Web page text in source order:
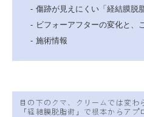
傷跡が見えにくい「経結膜脱
ビフォーアフターの変化と、
施術情報
目の下のクマ、クリームでは変わ
「経結膜脱脂術」で根本からア